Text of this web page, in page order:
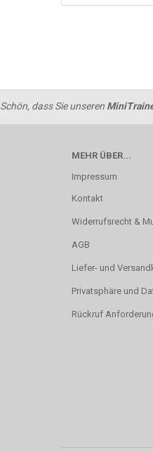
Schön, dass Sie unseren
MEHR ÜBER...
Impressum
Kontakt
Widerrufsrecht &
AGB
Liefer- und
Privatsphäre und
Rückruf